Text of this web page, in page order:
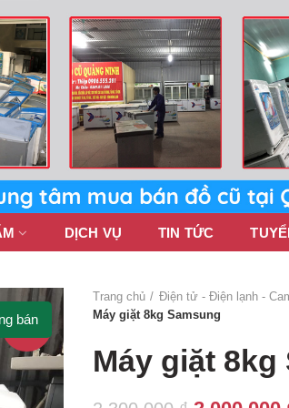
DỊCH VỤ TIN TỨC
-13%
bán
Trang chủ Điện tử - Điện lạnh -
Máy giặt 8kg Samsung
Máy giặt 8kg